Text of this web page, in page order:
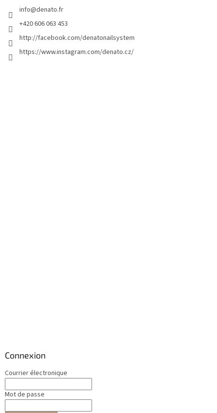
info@denato.fr
+420 606 063 453
http://facebook.com/denatonailsystem
https://www.instagram.com/denato.cz/
Connexion
Courrier électronique
Mot de passe